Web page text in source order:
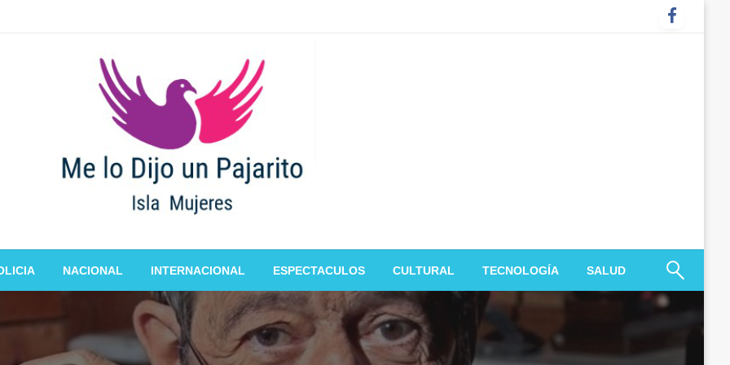
NACIONAL INTERNACIONAL ESPECTACULOS CULTURAL TECNOLOGÍA SALUD